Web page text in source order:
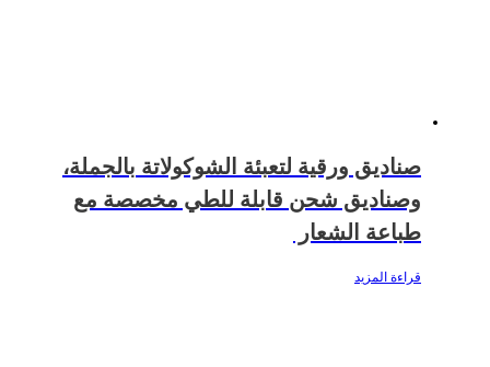
صناديق ورقية لتعبئة الشوكولاتة بالجملة،
وصناديق شحن قابلة للطي مخصصة مع
طباعة الشعار
قراءة المزيد